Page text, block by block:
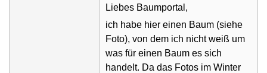
Liebes Baumportal,
ich habe hier einen Baum (siehe
Foto), von dem ich nicht weiß um
was für einen Baum es sich
handelt. Da das Fotos im Winter